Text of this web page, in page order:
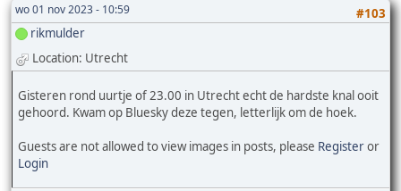
wo 01 nov 2023 - 10:59
#103
rikmulder
Location: Utrecht
Gisteren rond uurtje of 23.00 in Utrecht echt de hardste knal ooit
gehoord. Kwam op Bluesky deze tegen, letterlijk om de hoek.
Guests are not allowed to view images in posts, please Registeror
Login